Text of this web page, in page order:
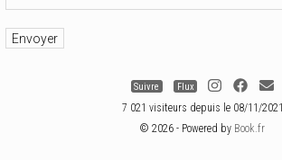
Suivre Flux
7 021 visiteurs depuis le 08/11/2021
© 2026 - Powered by Book.fr